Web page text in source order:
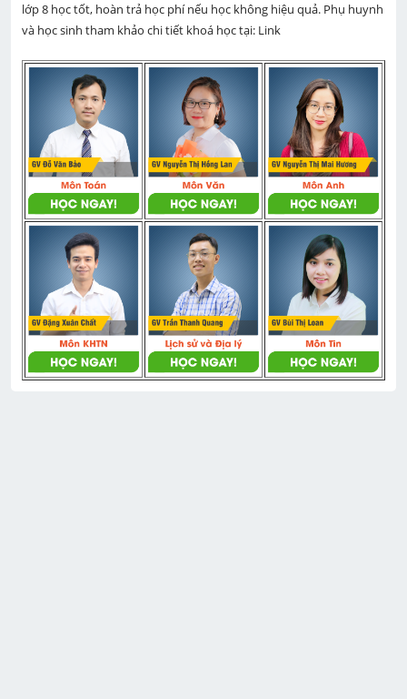
lớp 8 học tốt, hoàn trả học phí nếu học không hiệu quả. Phụ huynh
và học sinh tham khảo chi tiết khoá học tại: Link